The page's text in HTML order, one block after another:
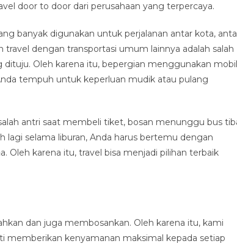
door to door dari perusahaan yang terpercaya.
banyak digunakan untuk perjalanan antar kota,
dengan transportasi umum lainnya adalah salah
Oleh karena itu, bepergian menggunakan mobil
tempuh untuk keperluan mudik atau pulang
antri saat membeli tiket, bosan menunggu bus
lagi selama liburan, Anda harus bertemu dengan
Oleh karena itu, travel bisa menjadi pilihan terbaik
dan juga membosankan. Oleh karena itu, kami
memberikan kenyamanan maksimal kepada setiap